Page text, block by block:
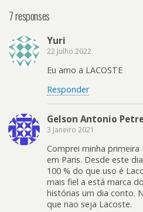
7 responses
Yuri
22 Julho 2022
Eu amo a LACOSTE
Responder
Gelson Antonio
3 Janeiro 2021
Comprei minha
em Paris. Desde este
100 % do que uso é
mais fiel a está marca
histórias um dia conto.
que nao seja Lacoste.